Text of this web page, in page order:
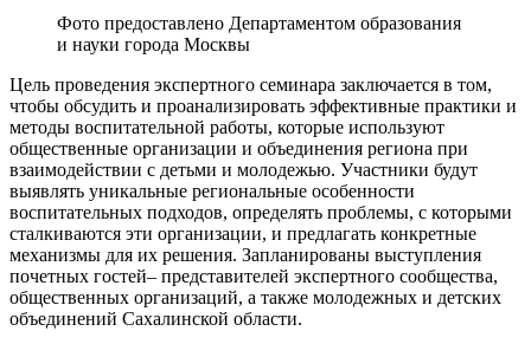
Фото предоставлено Департаментом образования
и науки города Москвы
Цель проведения экспертного семинара заключается в том,
чтобы обсудить и проанализировать эффективные практики и
методы воспитательной работы, которые используют
общественные организации и объединения региона при
взаимодействии с детьми и молодежью. Участники будут
выявлять уникальные региональные особенности
воспитательных подходов, определять проблемы, с которыми
сталкиваются эти организации, и предлагать конкретные
механизмы для их решения. Запланированы выступления
почетных гостей– представителей экспертного сообщества,
общественных организаций, а также молодежных и детских
объединений Сахалинской области.